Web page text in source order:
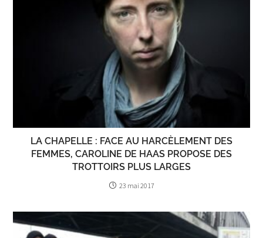
LA CHAPELLE : FACE AU HARCÈLEMENT DES
FEMMES, CAROLINE DE HAAS PROPOSE DES
TROTTOIRS PLUS LARGES
23 mai 2017